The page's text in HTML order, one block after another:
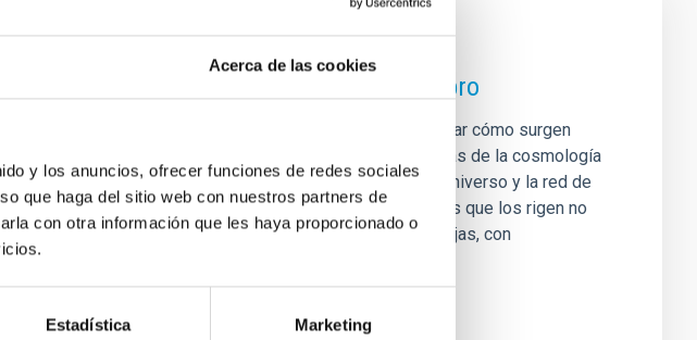
Acerca de las cookies
y los anuncios, ofrecer funciones de redes sociales
que haga del sitio web con nuestros partners de
con otra información que les haya proporcionado o
Estadística Marketing
podría ayudar a entender el cerebro
propone un lenguaje científico común para explicar cómo surgen
en el cerebro humano, y defiende que las herramientas de la cosmología
pueden tener en común la red de galaxias que puebla el Universo y la red de
muy poco: sus tamaños, sus componentes y las fuerzas que los rigen no
comparten algo llamativo: forman estructuras complejas, con